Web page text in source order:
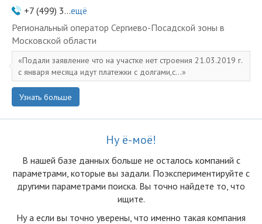
+7 (499) 3...ещё
Региональный оператор Сергиево-Посадской зоны в
Московской области
Подали заявление что на участке нет строения 21.03.2019 г.
с января месяца идут платежки с долгами,с...
Узнать больше
Ну ё-моё!
В нашей базе данных больше не осталоcь компаний с
параметрами, которые вы задали. Поэкспериментируйте с
другими параметрами поиска. Вы точно найдете то, что
ищите.
Ну а если вы точно уверены, что именно такая компания